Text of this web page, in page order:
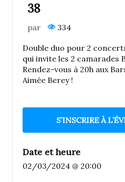
38
par 334
Double duo pour 2
qui invite les 2 camarades
Rendez-vous à 20h aux
Aimée Berey !
S’INSCRIRE À
Date et heure
02/03/2024 @ 20:00